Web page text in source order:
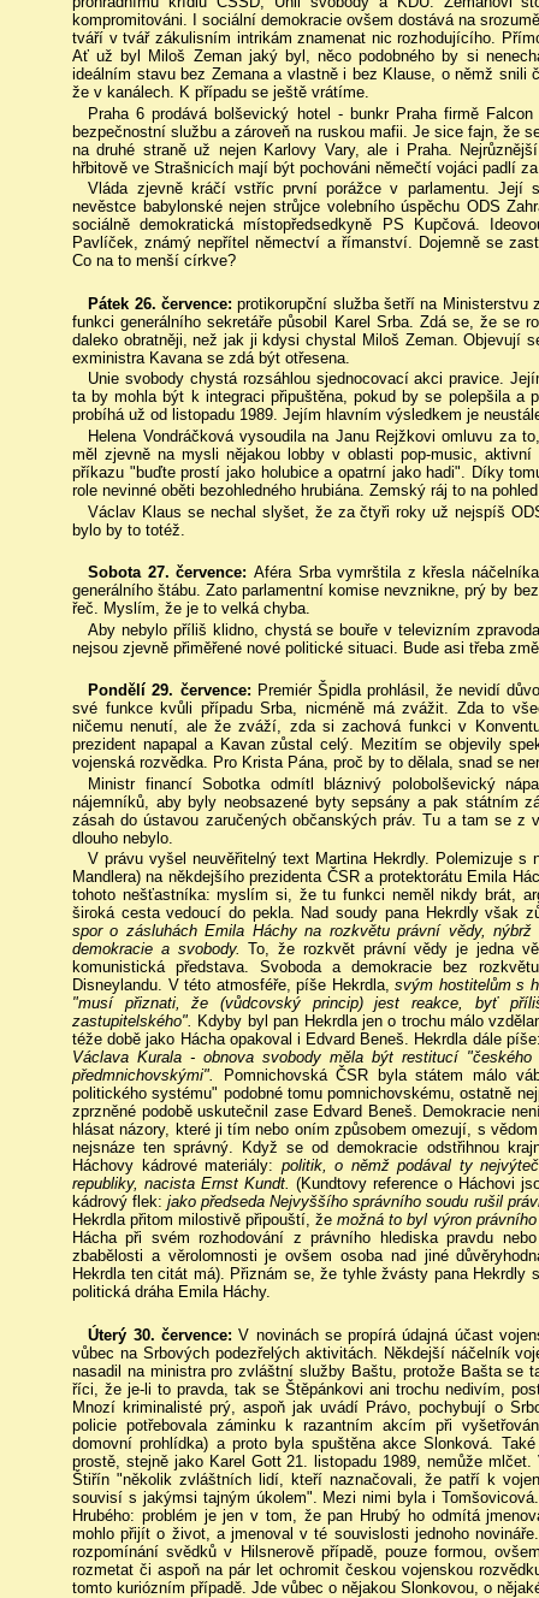
kompromitováni. I sociální demokracie ovšem dostává na
tváří v tvář zákulisním intrikám znamenat nic rozhodujícího.
Ať už byl Miloš Zeman jaký byl, něco podobného by si
ideálním stavu bez Zemana a vlastně i bez Klause, o němž snili
že v kanálech. K případu se ještě vrátíme.
Praha 6 prodává bolševický hotel - bunkr Praha firmě
bezpečnostní službu a zároveň na ruskou mafii. Je sice fajn, že
na druhé straně už nejen Karlovy Vary, ale i Praha.
hřbitově ve Strašnicích mají být pochováni němečtí vojáci padlí
Vláda zjevně kráčí vstříc první porážce v parlamentu. Její
nevěstce babylonské nejen strůjce volebního úspěchu ODS
sociálně demokratická místopředsedkyně PS Kupčová.
Pavlíček, známý nepřítel němectví a římanství. Dojemně se
Co na to menší církve?
Pátek 26. července:protikorupční služba šetří na Ministerstvu
funkci generálního sekretáře působil Karel Srba. Zdá se, že se
daleko obratněji, než jak ji kdysi chystal Miloš Zeman. Objevují
exministra Kavana se zdá být otřesena.
Unie svobody chystá rozsáhlou sjednocovací akci pravice.
ta by mohla být k integraci připuštěna, pokud by se polepšila a
probíhá už od listopadu 1989. Jejím hlavním výsledkem je
Helena Vondráčková vysoudila na Janu Rejžkovi omluvu za
měl zjevně na mysli nějakou lobby v oblasti pop-music,
příkazu "buďte prostí jako holubice a opatrní jako hadi". Díky
role nevinné oběti bezohledného hrubiána. Zemský ráj to na
Václav Klaus se nechal slyšet, že za čtyři roky už nejspíš
bylo by to totéž.
Sobota 27. července: Aféra Srba vymrštila z křesla
generálního štábu. Zato parlamentní komise nevznikne, prý by
řeč. Myslím, že je to velká chyba.
Aby nebylo příliš klidno, chystá se bouře v televizním
nejsou zjevně přiměřené nové politické situaci. Bude asi třeba
Pondělí 29. července: Premiér Špidla prohlásil, že nevidí
své funkce kvůli případu Srba, nicméně má zvážit. Zda to
ničemu nenutí, ale že zváží, zda si zachová funkci v
prezident napapal a Kavan zůstal celý. Mezitím se objevily
vojenská rozvědka. Pro Krista Pána, proč by to dělala, snad se
Ministr financí Sobotka odmítl bláznivý polobolševický
nájemníků, aby byly neobsazené byty sepsány a pak státním
zásah do ústavou zaručených občanských práv. Tu a tam se z
dlouho nebylo.
V právu vyšel neuvěřitelný text Martina Hekrdly. Polemizuje s
Mandlera) na někdejšího prezidenta ČSR a protektorátu Emila
tohoto nešťastníka: myslím si, že tu funkci neměl nikdy brát,
široká cesta vedoucí do pekla. Nad soudy pana Hekrdly však
spor o zásluhách Emila Háchy na rozkvětu právní vědy,
demokracie a svobody.To, že rozkvět právní vědy je jedna
komunistická představa. Svoboda a demokracie bez
Disneylandu. V této atmosféře, píše Hekrdla,svým hostitelům s
"musí přiznati, že (vůdcovský princip) jest reakce, byť
zastupitelského". Kdyby byl pan Hekrdla jen o trochu málo
téže době jako Hácha opakoval i Edvard Beneš. Hekrdla dále
Václava Kurala - obnova svobody měla být restitucí
předmnichovskými".
Pomnichovská ČSR byla státem málo
politického systému" podobné tomu pomnichovskému, ostatně
zprzněné podobě uskutečnil zase Edvard Beneš. Demokracie
hlásat názory, které ji tím nebo oním způsobem omezují, s
nejsnáze ten správný. Když se od demokracie odstřihnou
Háchovy kádrové materiály: politik, o němž podával ty
republiky, nacista Ernst Kundt. (Kundtovy reference o Háchovi
kádrový flek:jako předseda Nejvyššího správního soudu rušil
Hekrdla přitom milostivě připouští, žemožná to byl výron
Hácha při svém rozhodování z právního hlediska pravdu
zbabělosti a věrolomnosti je ovšem osoba nad jiné
Hekrdla ten citát má). Přiznám se, že tyhle žvásty pana
politická dráha Emila Háchy.
Úterý 30. července:V novinách se propírá údajná účast
vůbec na Srbových podezřelých aktivitách. Někdejší náčelník
nasadil na ministra pro zvláštní služby Baštu, protože Bašta se
říci, že je-li to pravda, tak se Štěpánkovi ani trochu nedivím,
Mnozí kriminalisté prý, aspoň jak uvádí Právo, pochybují o
policie potřebovala záminku k razantním akcím při
domovní prohlídka) a proto byla spuštěna akce Slonková.
prostě, stejně jako Karel Gott 21. listopadu 1989, nemůže
Štiřín "několik zvláštních lidí, kteří naznačovali, že patří k
souvisí s jakýmsi tajným úkolem". Mezi nimi byla i
Hrubého: problém je jen v tom, že pan Hrubý ho odmítá
mohlo přijít o život, a jmenoval v té souvislosti jednoho
rozpomínání svědků v Hilsnerově případě, pouze formou,
rozmetat či aspoň na pár let ochromit českou vojenskou
tomto kuriózním případě. Jde vůbec o nějakou Slonkovou, o